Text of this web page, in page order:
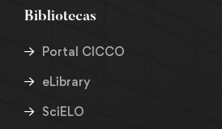
Bibliotecas
Portal CICCO
eLibrary
SciELO